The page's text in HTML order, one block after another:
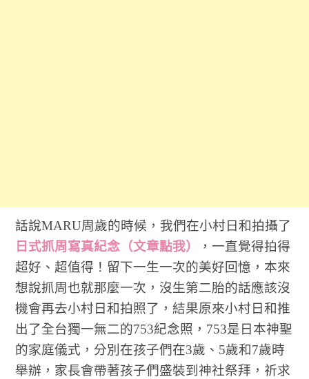
話說MARU周歲的時候，我們在小村日和拍攝了
日式抓周寫真紀念（文章點我）
，一直覺得拍得
超好、超值得！留下一生一次的美好回憶，本來
想說抓周也就那麼一次，沒生第二胎的話應該沒
機會再去小村日和拍照了，結果原來小村日和推
出了全台獨一無二的753紀念照，753是日本神聖
的家庭儀式，分別在孩子們在3歲、5歲和7歲時
舉辦，家長會帶著孩子們盛裝到神社祭拜，祈求